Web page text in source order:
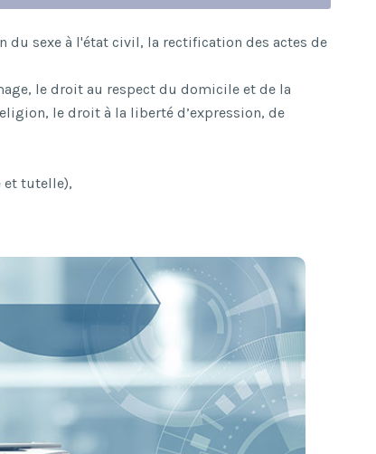
sexe à l'état civil, la rectification des actes de
le droit au respect du domicile et de la
le droit à la liberté d’expression, de
et tutelle),